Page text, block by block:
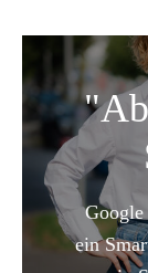
Google
ein